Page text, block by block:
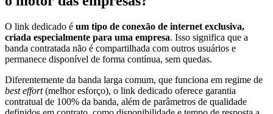
O link dedicado é um tipo de conexão de internet exclusiva,
criada especialmente para uma empresa. Isso significa que a
banda contratada não é compartilhada com outros usuários e
permanece disponível de forma contínua, sem quedas.
Diferentemente da banda larga comum, que funciona em regime de
best effort(melhor esforço), o link dedicado oferece garantia
contratual de 100% da banda, além de parâmetros de qualidade